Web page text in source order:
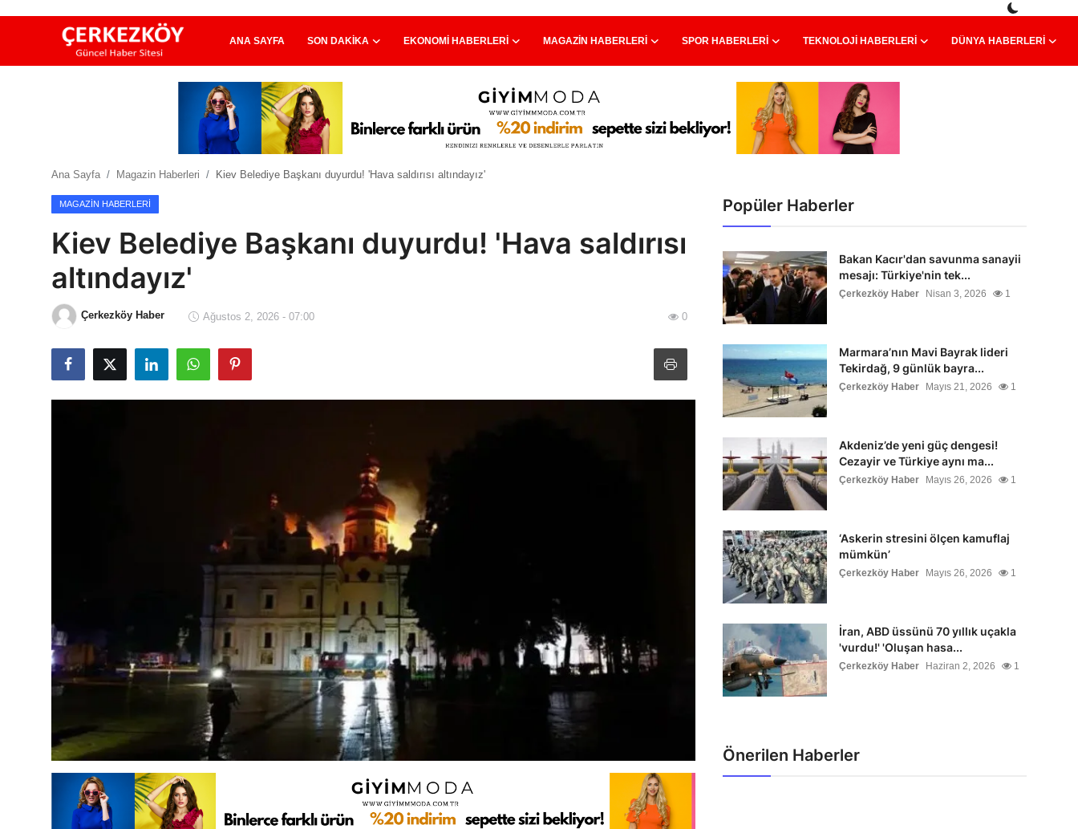
ANA SAYFA SON DAKIKA EKONOMI HABERLERI MAGAZIN HABERLERI SPOR HABERLERI TEKNOLOJI HABERLERI DÜNYA HABERLERI
Ekonomi Haberleri
Teknoloji Haberleri
Çerkezköy
Ana Sayfa Magazin Haberleri Kiev Belediye Başkanı duyurdu! 'Hava saldırısı altındayız'
MAGAZIN HABERLERI
Kiev Belediye Başkanı duyurdu! 'Hava saldırısı
altındayız'
Çerkezköy Haber Ağustos 2, 2026 - 07:00 0
Popüler Haberler
Bakan Kacır'dan savunma sanayii
mesajı: Türkiye'nin tek...
Çerkezköy Haber Nisan 3, 2026 1
Marmara’nın Mavi Bayrak lideri
Tekirdağ, 9 günlük bayra...
Çerkezköy Haber Mayıs 21, 2026 1
Akdeniz’de yeni güç dengesi!
Cezayir ve Türkiye aynı ma...
Çerkezköy Haber Mayıs 26, 2026 1
‘Askerin stresini ölçen kamuflaj
mümkün’
Çerkezköy Haber Mayıs 26, 2026 1
İran, ABD üssünü 70 yıllık uçakla
'vurdu!' 'Oluşan hasa...
Çerkezköy Haber Haziran 2, 2026 1
Önerilen Haberler